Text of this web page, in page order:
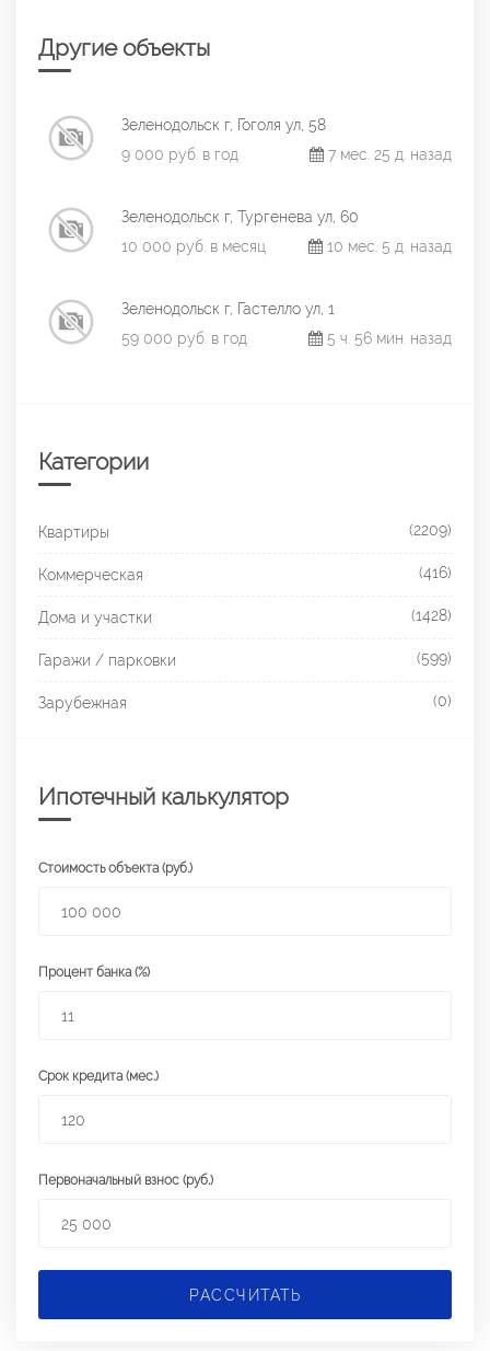
Другие объекты
Зеленодольск г, Гоголя ул, 58
9 000 руб. в год
7 мес. 25 д. назад
Зеленодольск г, Тургенева ул, 60
10 000 руб. в месяц
10 мес. 5 д. назад
Зеленодольск г, Гастелло ул, 1
59 000 руб. в год
5 ч. 56 мин. назад
Категории
Квартиры (2209)
Коммерческая (416)
Дома и участки (1428)
Гаражи / парковки (599)
Зарубежная (0)
Ипотечный калькулятор
Стоимость объекта (руб.)
Процент банка (%)
Срок кредита (мес.)
Первоначальный взнос (руб.)
РАССЧИТАТЬ